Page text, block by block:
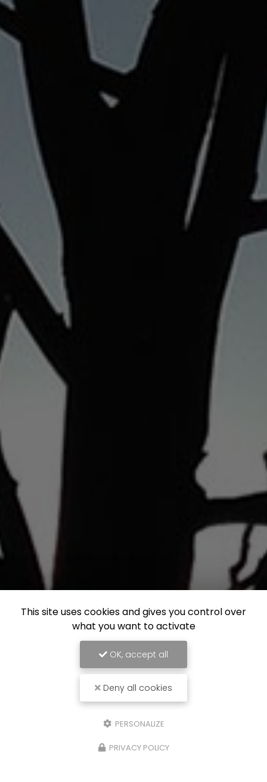
This site uses cookies and gives you control over
what you want to activate
OK, accept all
Deny all cookies
PERSONALIZE
PRIVACY POLICY